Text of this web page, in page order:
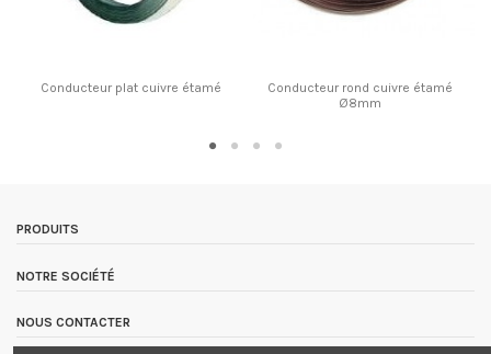
Conducteur plat cuivre étamé
Conducteur rond cuivre étamé
Ø8mm
PRODUITS
NOTRE SOCIÉTÉ
NOUS CONTACTER